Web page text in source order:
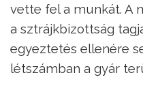
vette fel a munkát. A
a sztrájkbizottság
egyeztetés ellenére
létszámban a gyár